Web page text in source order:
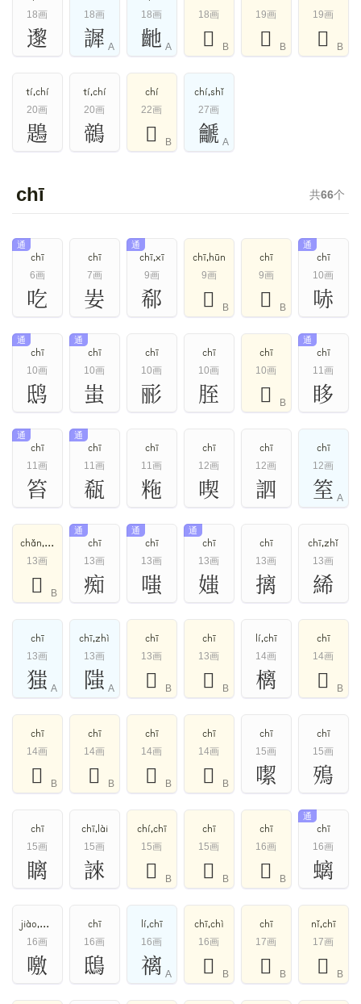
18画
邌
18画
䜄 A
18画
䶔 A
18画
𡂙 B
19画
𨘾 B
19画
𪏐 B
tí,chí
20画
鶗
tí,chí
20画
鶙
chí
22画
𧭟 B
chí,shǐ
27画
䶵 A
chī 共66个
chī
6画
通
吃
chī
7画
妛
chī,xī
9画
通
郗
chī,hūn
9画
𥄇 B
chī
9画
𨒬 B
chī
10画
通
哧
chī
10画
通
鸱
chī
10画
通
蚩
chī
10画
彨
chī
10画
胵
chī
10画
𦐉 B
chī
11画
通
眵
chī
11画
通
笞
chī
11画
通
瓻
chī
11画
粚
chī
12画
喫
chī
12画
訵
chī
12画
䇪 A
chǎn,chī
13画
𢱟 B
chī
13画
通
痴
chī
13画
通
嗤
chī
13画
通
媸
chī
13画
摛
chī,zhǐ
13画
絺
chī
13画
㺈 A
chī,zhì
13画
䧝 A
chī
13画
𥭘 B
chī
13画
𨾦 B
lí,chī
14画
樆
chī
14画
𡼁 B
chī
14画
𣣷 B
chī
14画
𤡢 B
chī
14画
𥺡 B
chī
14画
𦞲 B
chī
15画
噄
chī
15画
殦
chī
15画
瞝
chī,lài
15画
誺
chí,chī
15画
𦑡 B
chī
15画
𧩚 B
chī
16画
𩶅 B
chī
16画
通
螭
jiào,qiào,chī
16画
噭
chī
16画
鴟
lí,chī
16画
䄜 A
chī,chì
16画
𧩴 B
chī
17画
𩶪 B
nǐ,chī
17画
𪏸 B